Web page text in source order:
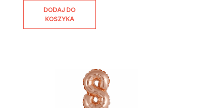
DODAJ DO
KOSZYKA